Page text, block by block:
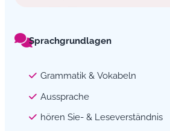
Sprachgrundlagen
Grammatik & Vokabeln
Aussprache
hören Sie- & Leseverständnis